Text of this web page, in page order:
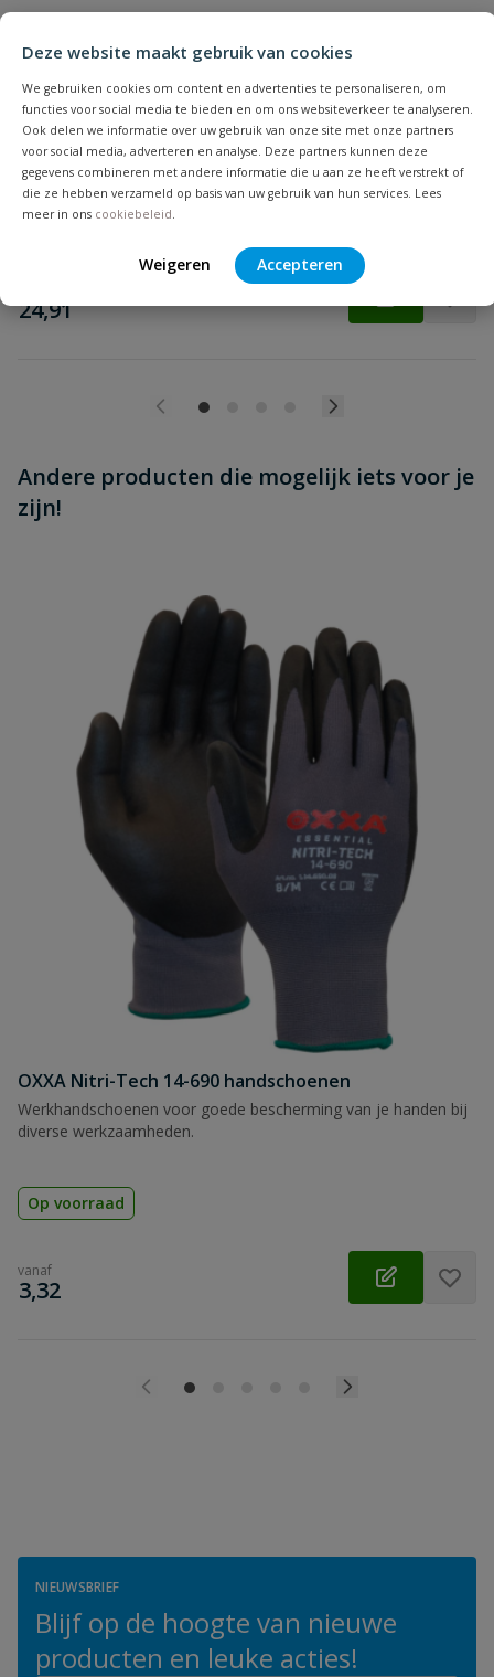
Deze website maakt gebruik van cookies
We gebruiken cookies om content en advertenties te personaliseren, om
functies voor social media te bieden en om ons websiteverkeer te analyseren.
Ook delen we informatie over uw gebruik van onze site met onze partners
voor social media, adverteren en analyse. Deze partners kunnen deze
gegevens combineren met andere informatie die u aan ze heeft verstrekt of
die ze hebben verzameld op basis van uw gebruik van hun services. Lees
meer in ons cookiebeleid
Weigeren Accepteren
Beoordeling versturen
Geka Plus 4-weg ventiel
4-weg waterverdeler voor aan de buitenkraan met ¾"
aansluitingen.
Op voorraad
€
24,91
Andere producten die mogelijk iets voor je
zijn!
OXXA Nitri-Tech 14-690 handschoenen
Werkhandschoenen voor goede bescherming van je handen bij
diverse werkzaamheden.
Op voorraad
vanaf
€
3,32
NIEUWSBRIEF
Blijf op de hoogte van nieuwe
producten en leuke acties!